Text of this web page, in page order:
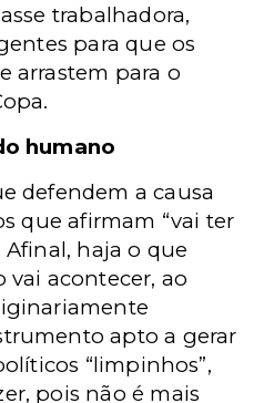
trabalhadora,
para que os
arrastem para o
humano
defendem a causa
que afirmam “vai ter
Afinal, haja o que
vai acontecer, ao
apto a gerar
“limpinhos”,
pois não é mais